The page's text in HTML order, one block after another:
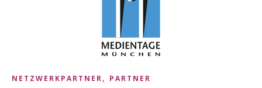
NETZWERKPARTNER, PARTNER